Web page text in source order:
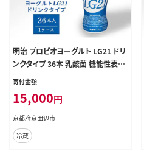
明治 プロビオヨーグルト LG21 ドリ
ンクタイプ 36本 乳酸菌 機能性表示
食品 飲むヨーグルト 飲み物 飲料 健
飲料 冷蔵 京都
寄付金額
15,000円
京都府京田辺市
冷蔵